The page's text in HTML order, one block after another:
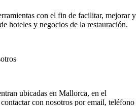
con el fin de facilitar, mejorar y
hoteles y negocios de la restauración.
ubicadas en Mallorca, en el
con nosotros por email, teléfono